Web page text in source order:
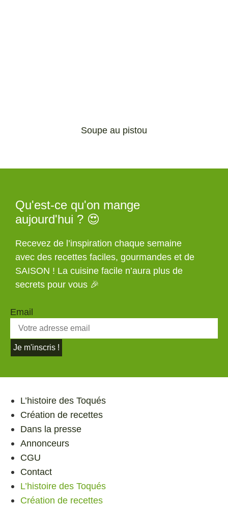
Soupe au pistou
Qu'est-ce qu'on mange
aujourd'hui ? 😍
Recevez de l’inspiration chaque semaine
avec des recettes faciles, gourmandes et de
SAISON ! La cuisine facile n’aura plus de
secrets pour vous 🎉
Email
Je m'inscris !
L’histoire des Toqués
Création de recettes
Dans la presse
Annonceurs
CGU
Contact
L’histoire des Toqués
Création de recettes